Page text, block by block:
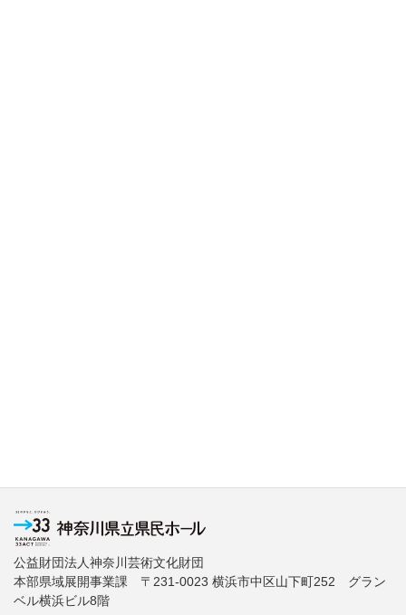
公益財団法人神奈川芸術文化財団
本部県域展開事業課 〒231-0023 横浜市中区山下町252 グラン
ベル横浜ビル8階